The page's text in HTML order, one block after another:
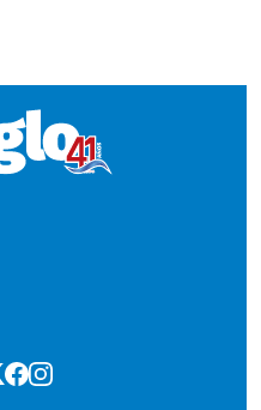
de agosto de 2026